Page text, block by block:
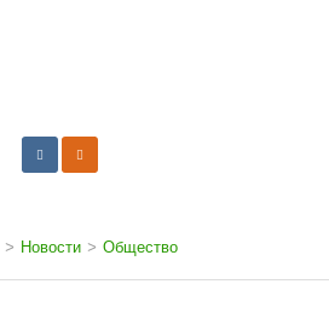
> Новости > Общество